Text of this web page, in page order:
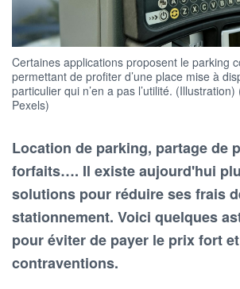
Certaines applications proposent le parking
permettant de profiter d’une place mise à
particulier qui n’en a pas l’utilité.
Pexels)
Location de parking, partage de
forfaits…. Il existe aujourd'hui
solutions pour réduire ses frais
stationnement. Voici quelques
pour éviter de payer le prix fort
contraventions.